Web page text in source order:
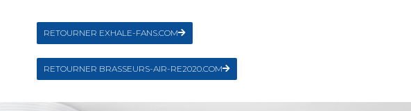
RETOURNER EXHALE-FANS.COM
RETOURNER BRASSEURS-AIR-RE2020.COM